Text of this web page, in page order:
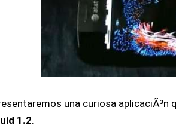
una curiosa
1.2.